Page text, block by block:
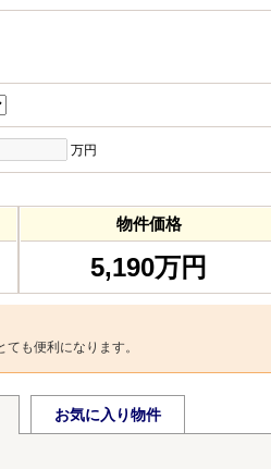
万円
物件価格
5,190万円
も便利になります。
お気に入り物件